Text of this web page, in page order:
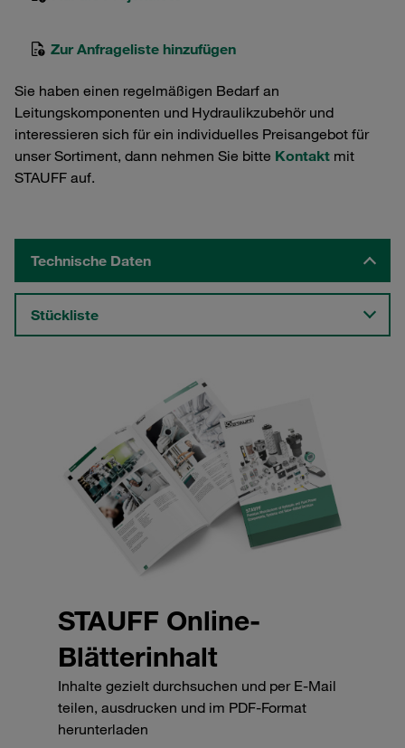
Zur Anfrageliste hinzufügen
Sie haben einen regelmäßigen Bedarf an
Leitungskomponenten und Hydraulikzubehör und
interessieren sich für ein individuelles Preisangebot für
unser Sortiment, dann nehmen Sie bitte Kontakt mit
STAUFF auf.
Technische Daten
Stückliste
STAUFF Online-
Blätterinhalt
Inhalte gezielt durchsuchen und per E-Mail
teilen, ausdrucken und im PDF-Format
herunterladen